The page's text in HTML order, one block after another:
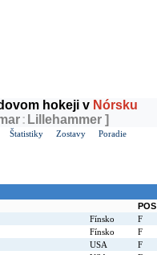
hokeji v Nórsku
: Lillehammer ]
Štatistiky Zostavy Poradie
POS
Fínsko F
Fínsko F
USA F